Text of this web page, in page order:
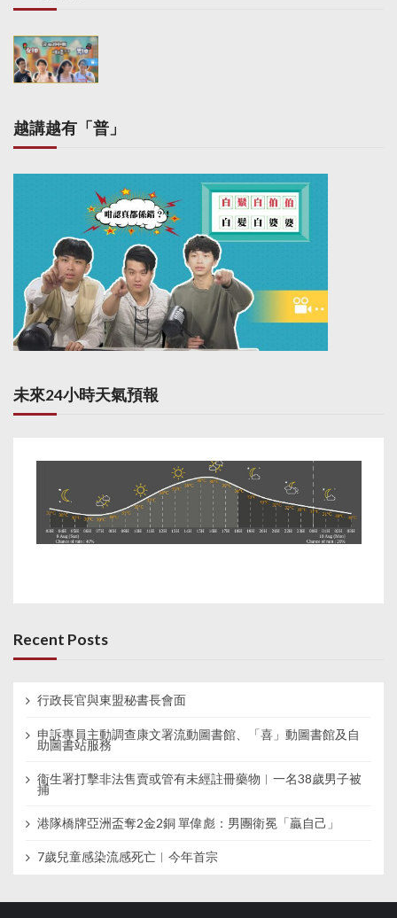
越講越有「普」
未來24小時天氣預報
Recent Posts
行政長官與東盟秘書長會面
申訴專員主動調查康文署流動圖書館、「喜」動圖書館及自
助圖書站服務
衞生署打擊非法售賣或管有未經註冊藥物︱一名38歲男子被
捕
港隊橋牌亞洲盃奪2金2銅 單偉彪：男團衛冕「贏自己」
7歲兒童感染流感死亡︱今年首宗